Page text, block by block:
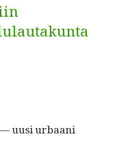
uusi urbaani